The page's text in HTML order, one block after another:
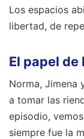
Los espacios
libertad, de
El papel de
Norma, Jimena
a tomar las
episodio,
siempre fue la